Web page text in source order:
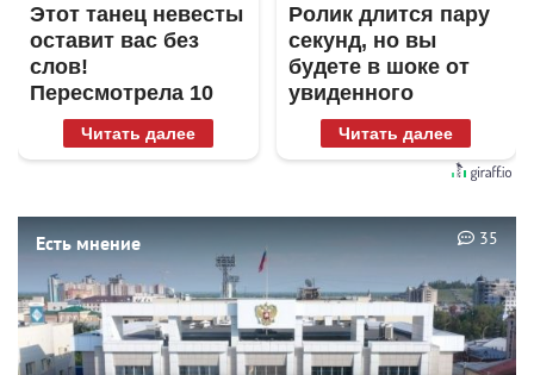
Этот танец невесты
оставит вас без
слов!
Пересмотрела 10
раз
Читать далее
Ролик длится пару
секунд, но вы
будете в шоке от
увиденного
Читать далее
Есть мнение 35